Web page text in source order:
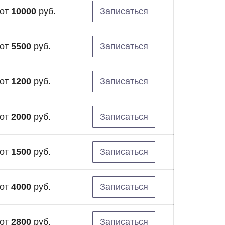
от 10000 руб. Записаться
от 5500 руб. Записаться
от 1200 руб. Записаться
от 2000 руб. Записаться
от 1500 руб. Записаться
от 4000 руб. Записаться
от 2800 руб. Записаться